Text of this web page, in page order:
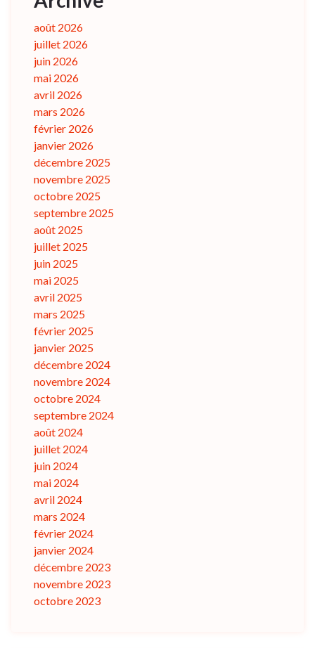
août 2026
juillet 2026
juin 2026
mai 2026
avril 2026
mars 2026
février 2026
janvier 2026
décembre 2025
novembre 2025
octobre 2025
septembre 2025
août 2025
juillet 2025
juin 2025
mai 2025
avril 2025
mars 2025
février 2025
janvier 2025
décembre 2024
novembre 2024
octobre 2024
septembre 2024
août 2024
juillet 2024
juin 2024
mai 2024
avril 2024
mars 2024
février 2024
janvier 2024
décembre 2023
novembre 2023
octobre 2023